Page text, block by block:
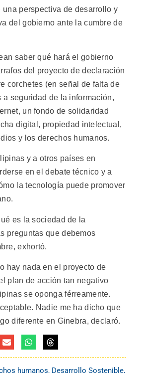
perspectiva de desarrollo y
del gobierno ante la cumbre de
saber qué hará el gobierno
del proyecto de declaración
corchetes (en señal de falta de
a seguridad de la información,
un fondo de solidaridad
digital, propiedad intelectual,
y los derechos humanos.
y a otros países en
en el debate técnico y a
la tecnología puede promover
es la sociedad de la
preguntas que debemos
exhortó.
hay nada en el proyecto de
plan de acción tan negativo
se oponga férreamente.
Nadie me ha dicho que
diferente en Ginebra, declaró.
humanos, Desarrollo Sostenible,